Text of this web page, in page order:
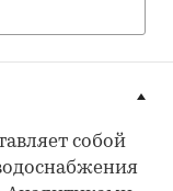
собой